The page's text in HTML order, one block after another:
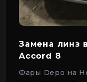
Замена линз
Accord 8
Фары Depo на